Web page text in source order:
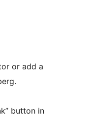
or add a
button in